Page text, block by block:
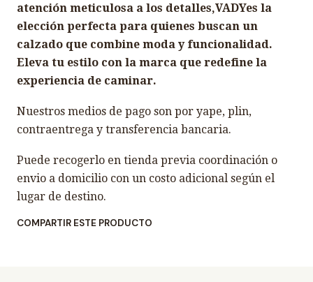
atención meticulosa a los detalles,VADYes la
elección perfecta para quienes buscan un
calzado que combine moda y funcionalidad.
Eleva tu estilo con la marca que redefine la
experiencia de caminar.
Nuestros medios de pago son por yape, plin,
contraentrega y transferencia bancaria.
Puede recogerlo en tienda previa coordinación o
envio a domicilio con un costo adicional según el
lugar de destino.
COMPARTIR ESTE PRODUCTO